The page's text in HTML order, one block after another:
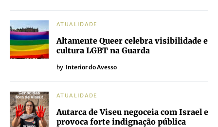
ATUALIDADE
Altamente Queer celebra visibilidade e
cultura LGBT na Guarda
by Interior do Avesso
ATUALIDADE
Autarca de Viseu negoceia com Israel e
provoca forte indignação pública